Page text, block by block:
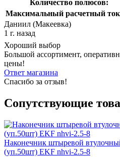
Количество полюсов:
Максимальный расчетный
Даниил (Макеевка)
1 г. назад
Хороший выбор
Большой ассортимент,
цены!
Ответ магазина
Спасибо за отзыв!
Сопутствующие
Наконечник штыревой
(уп.50шт) EKF nhvi-2.5-8